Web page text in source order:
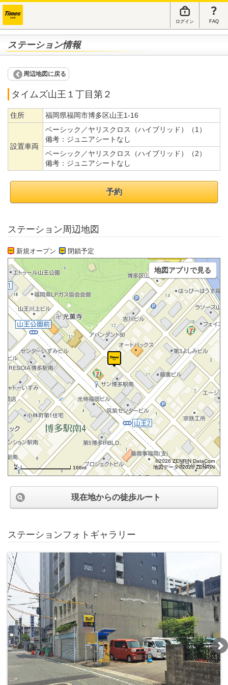
ログイン FAQ
ステーション情報
周辺地図に戻る
タイムズ山王１丁目第２
住所 福岡県福岡市博多区山王1-16
設置車両
ベーシック／ヤリスクロス（ハイブリッド）（1）
備考： ジュニアシートなし
ベーシック／ヤリスクロス（ハイブリッド）（2）
備考： ジュニアシートなし
予約
ステーション周辺地図
新規オープン 閉鎖予定
100m
©2026 ZENRIN DataCom
地図データ©2026 ZENRIN
地図アプリで見る
現在地からの徒歩ルート
ステーションフォトギャラリー